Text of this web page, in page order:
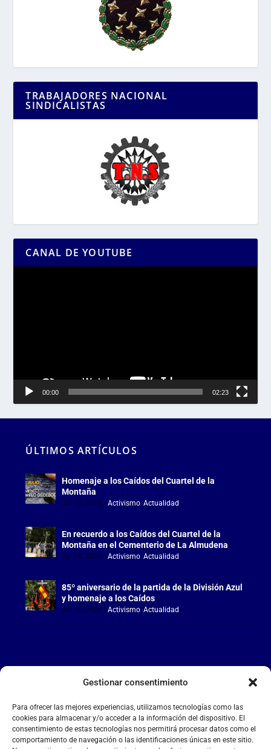
Gestionar consentimiento
Para ofrecer las mejores experiencias, utilizamos tecnologías como las
cookies para almacenar y/o acceder a la información del dispositivo. El
consentimiento de estas tecnologías nos permitirá procesar datos como el
comportamiento de navegación o las identificaciones únicas en este sitio.
TRABAJADORES NACIONAL
SINDICALISTAS
CANAL DE YOUTUBE
00:00 02:23
ÚLTIMOS ARTÍCULOS
Homenaje a los Caídos del Cuartel de la
Montaña
Jul 18, 2026 |Activismo,Actualidad
En recuerdo a los Caídos del Cuartel de la
Montaña en el Cementerio de La Almudena
Jul 18, 2026 |Activismo,Actualidad
85º aniversario de la partida de la División Azul
y homenaje a los Caídos
Jul 15, 2026 |Activismo,Actualidad
LA FALANGE
Reproductor
de
vídeo